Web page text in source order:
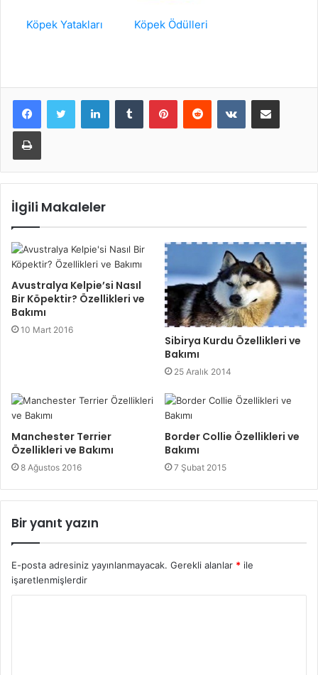
Köpek Yatakları Köpek Ödülleri
LinkedInTumblr PinterestReddit VKontakteE-Posta ile paylaş
Yazdır
İlgili Makaleler
Avustralya Kelpie’si Nasıl
Bir Köpektir? Özellikleri ve
Bakımı
10 Mart 2016
Sibirya Kurdu Özellikleri ve
Bakımı
25 Aralık 2014
Manchester Terrier
Özellikleri ve Bakımı
8 Ağustos 2016
Border Collie Özellikleri ve
Bakımı
7 Şubat 2015
Bir yanıt yazın
E-posta adresiniz yayınlanmayacak. Gerekli alanlar * ile
işaretlenmişlerdir